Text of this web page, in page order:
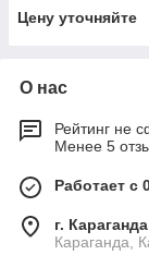
Цену уточняйте
О нас
Рейтинг не
Менее 5
Работает с
г. Караганда
Караганда,